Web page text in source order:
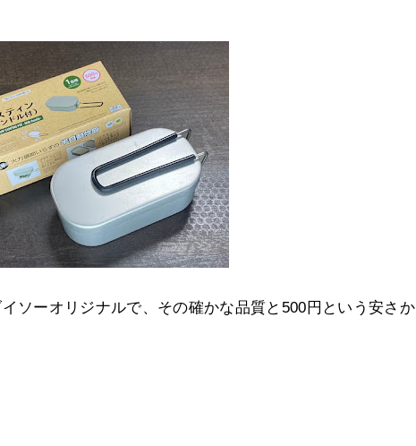
ソーオリジナルで、その確かな品質と500円という安さか